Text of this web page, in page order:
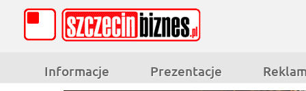
Informacje Prezentacje